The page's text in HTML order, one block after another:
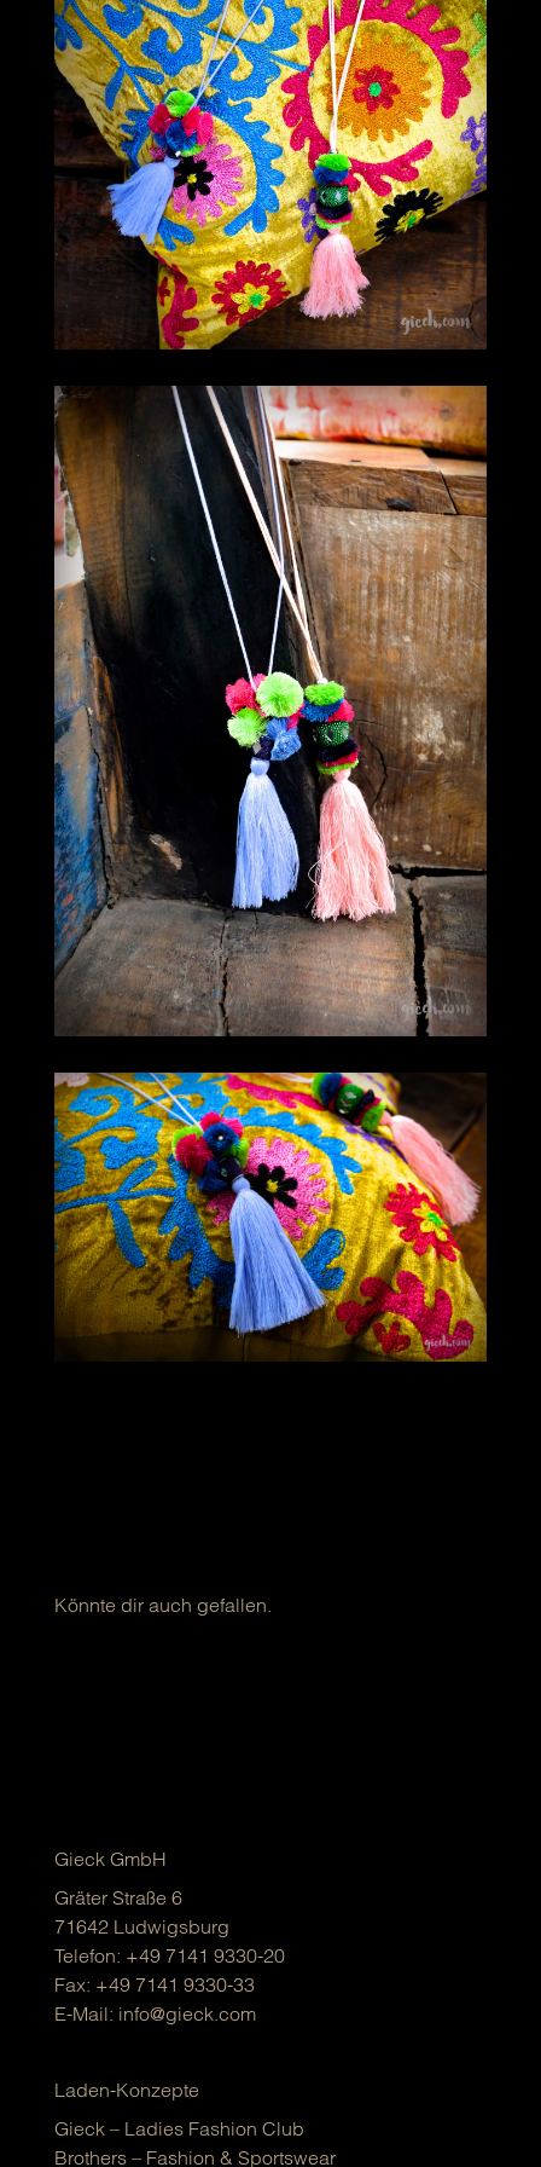
Könnte dir auch gefallen.
Gieck GmbH
Gräter Straße 6
71642 Ludwigsburg
Telefon: +49 7141 9330-20
Fax: +49 7141 9330-33
E-Mail: info@gieck.com
Laden-Konzepte
Gieck – Ladies Fashion Club
Brothers – Fashion & Sportswear